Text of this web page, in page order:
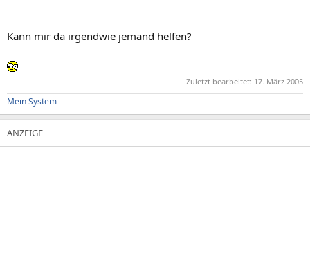
Kann mir da irgendwie jemand helfen?
Zuletzt bearbeitet: 17. März 2005
Mein System